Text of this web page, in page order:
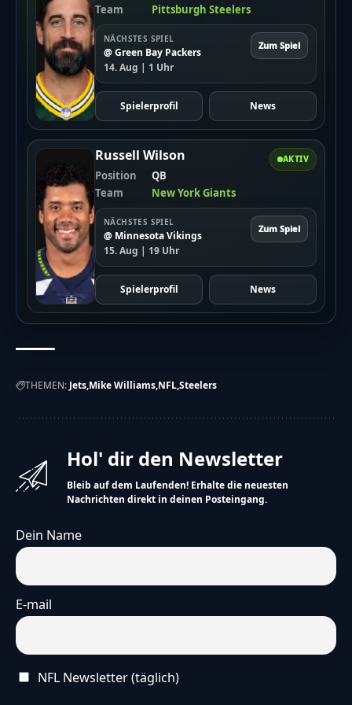
Williams muss jetzt die Spielzüge der Steelers lernen.
Dann kann er hoffentlich bald mitspielen.
Die Fans sind gespannt, ob er der Mannschaft helfen
kann.
Hinweis
Die vereinfachte Version dieses Artikels wurde
künstlich erzeugt und wird stetig weiterentwickelt.
Wir freuen uns überdein Feedback
Team
Pittsburgh Steelers
NÄCHSTES SPIEL
@ Green Bay Packers
14. Aug | 1 Uhr
Zum Spiel
Spielerprofil News
AKTIV
Russell Wilson
Position
QB
Team
New York Giants
NÄCHSTES SPIEL
@ Minnesota Vikings
15. Aug | 19 Uhr
Zum Spiel
Spielerprofil News
THEMEN: Jets Mike Williams NFLSteelers
Hol' dir den Newsletter
Bleib auf dem Laufenden! Erhalte die neuesten
Nachrichten direkt in deinen Posteingang.
Dein Name
E-mail
NFL Newsletter (täglich)